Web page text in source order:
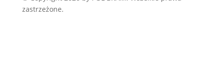
zastrzeżone.